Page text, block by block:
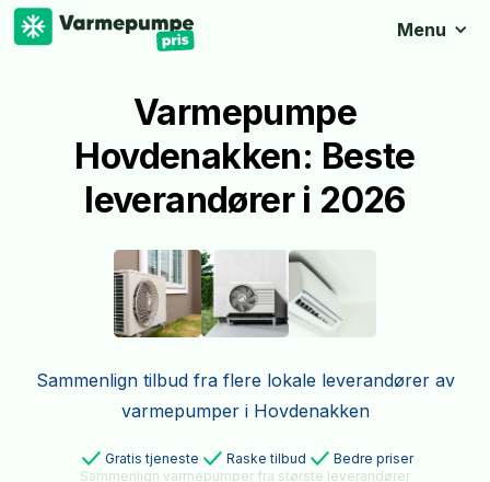
Menu
Varmepumpe
Hovdenakken: Beste
leverandører i 2026
Sammenlign tilbud fra flere lokale leverandører av
varmepumper i Hovdenakken
Gratis tjeneste Raske tilbud
Bedre priser
Sammenlign varmepumper fra største leverandører